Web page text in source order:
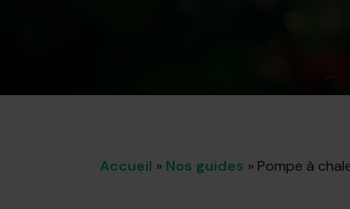
Accueil » Nos guides » Pompe à